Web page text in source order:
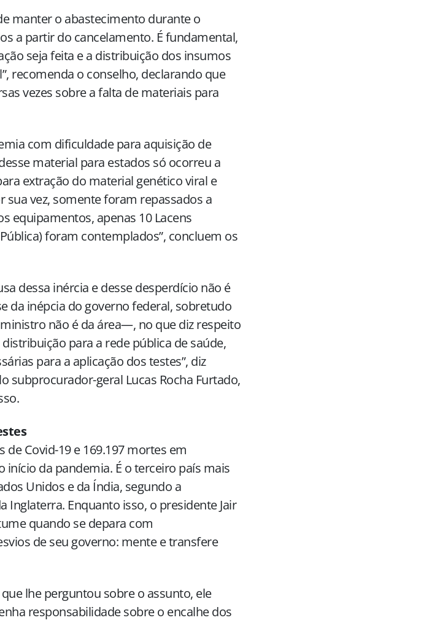
manter o abastecimento durante o
a partir do cancelamento. É fundamental,
seja feita e a distribuição dos insumos
recomenda o conselho, declarando que
vezes sobre a falta de materiais para
com dificuldade para aquisição de
material para estados só ocorreu a
extração do material genético viral e
sua vez, somente foram repassados a
equipamentos, apenas 10 Lacens
foram contemplados”, concluem os
dessa inércia e desse desperdício não é
da inépcia do governo federal, sobretudo
não é da área—, no que diz respeito
para a rede pública de saúde,
para a aplicação dos testes”, diz
subprocurador-geral Lucas Rocha Furtado,
de Covid-19 e 169.197 mortes em
início da pandemia. É o terceiro país mais
Unidos e da Índia, segundo a
Inglaterra. Enquanto isso, o presidente Jair
quando se depara com
de seu governo: mente e transfere
lhe perguntou sobre o assunto, ele
responsabilidade sobre o encalhe dos